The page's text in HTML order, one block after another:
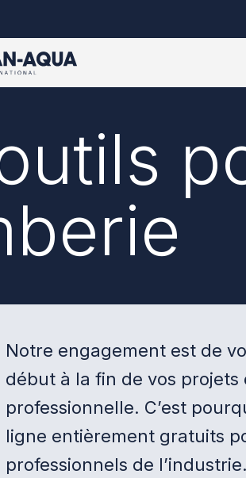
Notre engagement est de
début à la fin de vos projets
professionnelle. C’est
ligne entièrement gratuits
professionnels de l’industrie.